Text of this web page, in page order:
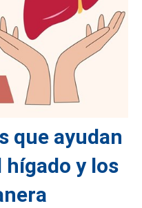
que ayudan
y los